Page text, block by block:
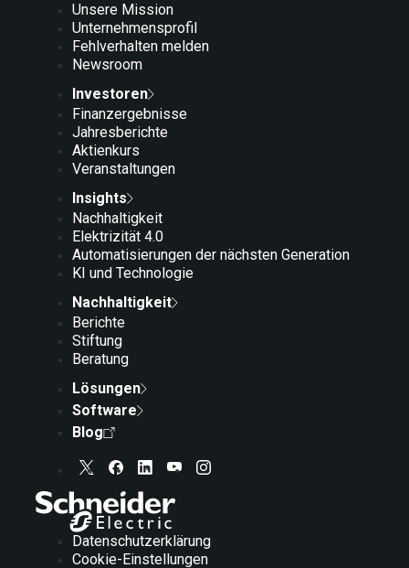
Unsere Mission
Unternehmensprofil
Fehlverhalten melden
Newsroom
Investoren
Finanzergebnisse
Jahresberichte
Aktienkurs
Veranstaltungen
Insights
Nachhaltigkeit
Elektrizität 4.0
Automatisierungen der nächsten Generation
KI und Technologie
Nachhaltigkeit
Berichte
Stiftung
Beratung
Lösungen
Software
Blog
Datenschutzerklärung
Cookie-Einstellungen